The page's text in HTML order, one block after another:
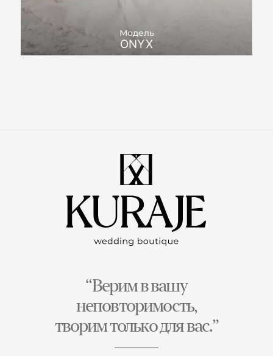
Модель
ONYX
“Верим в вашу
неповторимость,
творим только для вас.”